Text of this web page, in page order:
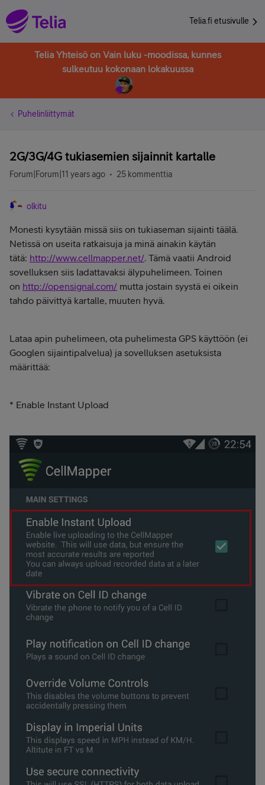
Telia.fi etusivulle
Telia Yhteisö on Vain luku -moodissa, kunnes
sulkeutuu kokonaan lokakuussa
Puhelinliittymät
2G/3G/4G tukiasemien sijainnit kartalle
Forum|Forum|11 years ago 25 kommenttia
olkitu
Monesti kysytään missä siis on tukiaseman sijainti täälä.
Netissä on useita ratkaisuja ja minä ainakin käytän
tätä: http://www.cellmapper.net/. Tämä vaatii Android
sovelluksen siis ladattavaksi älypuhelimeen. Toinen
on http://opensignal.com/ mutta jostain syystä ei oikein
tahdo päivittyä kartalle, muuten hyvä.
Lataa apin puhelimeen, ota puhelimesta GPS käyttöön (ei
Googlen sijaintipalvelua) ja sovelluksen asetuksista
määrittää:
* Enable Instant Upload